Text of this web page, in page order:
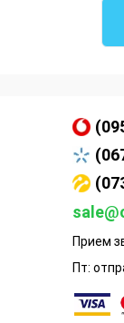
Прием
Пт: